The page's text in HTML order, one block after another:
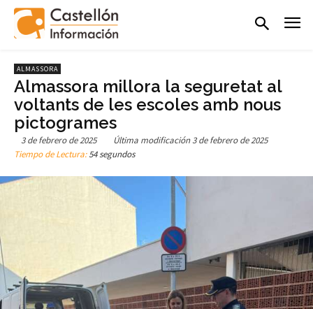
ALMASSORA
Almassora millora la seguretat al
voltants de les escoles amb nous
pictogrames
3 de febrero de 2025 Última modificación 3 de febrero de 2025
Tiempo de Lectura:54 segundos